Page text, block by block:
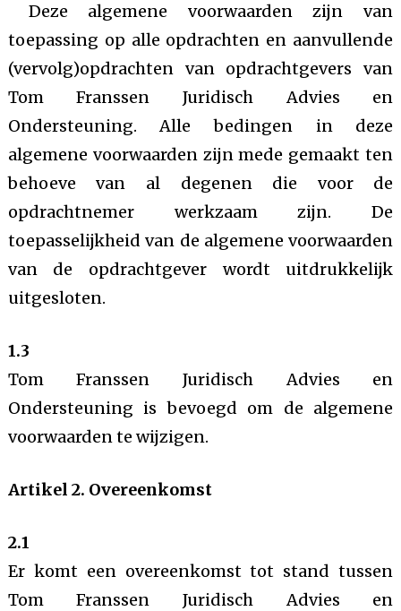
Deze algemene voorwaarden zijn van
toepassing op alle opdrachten en aanvullende
(vervolg)opdrachten van opdrachtgevers van
Tom Franssen Juridisch Advies en
Ondersteuning. Alle bedingen in deze
algemene voorwaarden zijn mede gemaakt ten
behoeve van al degenen die voor de
opdrachtnemer werkzaam zijn. De
toepasselijkheid van de algemene voorwaarden
van de opdrachtgever wordt uitdrukkelijk
uitgesloten.
1.3
Tom Franssen Juridisch Advies en
Ondersteuning is bevoegd om de algemene
voorwaarden te wijzigen.
Artikel 2. Overeenkomst
2.1
Er komt een overeenkomst tot stand tussen
Tom Franssen Juridisch Advies en